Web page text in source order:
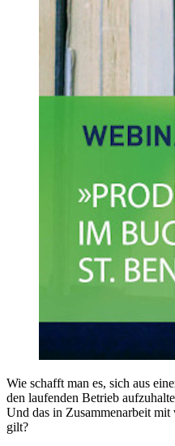
Wie schafft man es, sich aus
den laufenden Betrieb
Und das in Zusammenarbeit mit
gilt?